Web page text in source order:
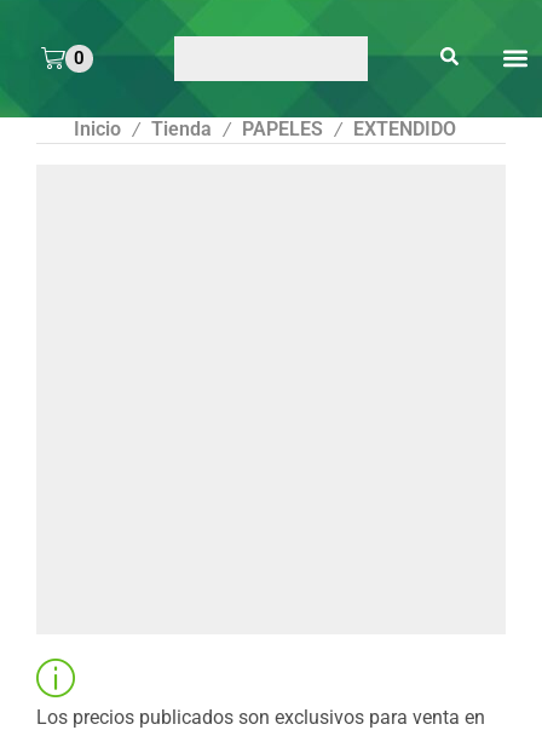
0
Inicio / Tienda / PAPELES / EXTENDIDO
Los precios publicados son exclusivos para venta en